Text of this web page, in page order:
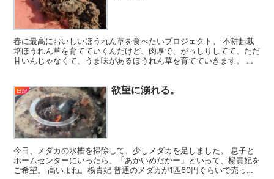
春に最高においしいほうれん草を食べたいプロジェクト。 不耕起栽
培ほうれん草を育てていくんだけど、肉厚で、がっしりしてて、ただ
甘いんじゃなくて、うま味があるほうれん草を育てていきます。 甘
日記 欲望に溺れる。
今日、メダカの水槽を掃除して、少しメダカを足しました。 息子と
ホームセンターにいったら、「あかいめだかー」といって、楊貴妃を
ご希望。 高いよね。楊貴妃 普通のメダカが1匹60円ぐらいで売って